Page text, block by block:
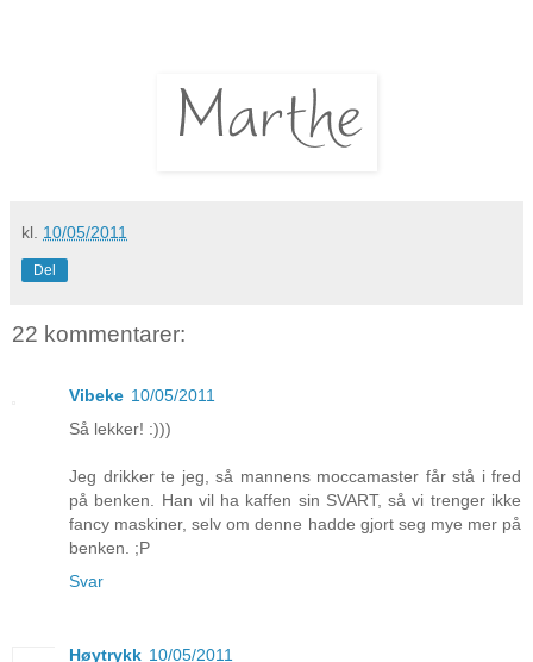
kl. 10/05/2011
Del
22 kommentarer:
Vibeke 10/05/2011
Så lekker! :)))
Jeg drikker te jeg, så mannens moccamaster får stå i fred
på benken. Han vil ha kaffen sin SVART, så vi trenger ikke
fancy maskiner, selv om denne hadde gjort seg mye mer på
benken. ;P
Svar
Høytrykk 10/05/2011